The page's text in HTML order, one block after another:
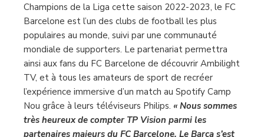
Champions de la Liga cette saison 2022-2023, le FC
Barcelone est l’un des clubs de football les plus
populaires au monde, suivi par une communauté
mondiale de supporters. Le partenariat permettra
ainsi aux fans du FC Barcelone de découvrir Ambilight
TV, et à tous les amateurs de sport de recréer
l’expérience immersive d’un match au Spotify Camp
Nou grâce à leurs téléviseurs Philips. « Nous sommes
très heureux de compter TP Vision parmi les
partenaires majeurs du FC Barcelone. Le Barça s’est